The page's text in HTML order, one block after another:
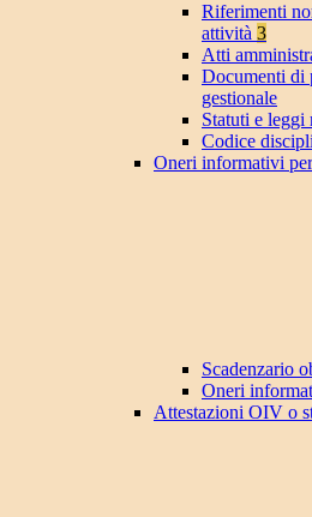
Riferimenti
attività 3
Atti
Documenti di
gestionale
Statuti e leggi
Codice
Oneri informativi
Scadenzario
Oneri
Attestazioni OIV o